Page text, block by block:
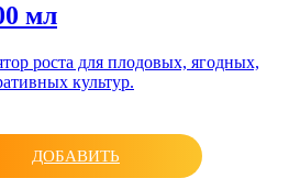
мл
роста для плодовых, ягодных,
культур.
ДОБАВИТЬ